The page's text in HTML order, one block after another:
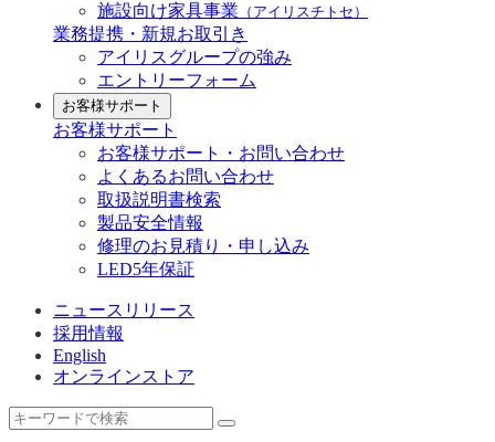
施設向け家具事業 （アイリスチトセ）
業務提携・新規お取引き
アイリスグループの強み
エントリーフォーム
お客様サポート
お客様サポート
お客様サポート・お問い合わせ
よくあるお問い合わせ
取扱説明書検索
製品安全情報
修理のお見積り・申し込み
LED5年保証
ニュースリリース
採用情報
English
オンラインストア